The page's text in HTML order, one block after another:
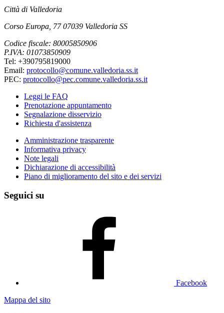
Città di Valledoria
Corso Europa, 77 07039 Valledoria SS
Codice fiscale: 80005850906
P.IVA: 01073850909
Tel: +390795819000
Email: protocollo@comune.valledoria.ss.it
PEC: protocollo@pec.comune.valledoria.ss.it
Leggi le FAQ
Prenotazione appuntamento
Segnalazione disservizio
Richiesta d'assistenza
Amministrazione trasparente
Informativa privacy
Note legali
Dichiarazione di accessibilità
Piano di miglioramento del sito e dei servizi
Seguici su
Facebook
Mappa del sito